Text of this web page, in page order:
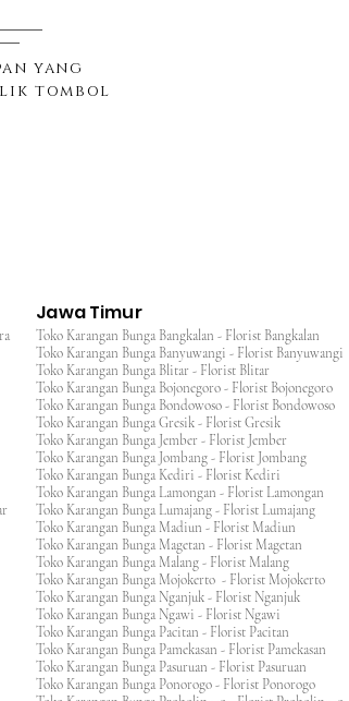
yang
tombol
Jawa Timur
Toko Karangan Bunga Bangkalan - Florist Bangkalan
Toko Karangan Bunga Banyuwangi - Florist Banyuwangi
Toko Karangan Bunga Blitar - Florist Blitar
Toko Karangan Bunga Bojonegoro - Florist Bojonegoro
Toko Karangan Bunga Bondowoso - Florist Bondowoso
Toko Karangan Bunga Gresik - Florist Gresik
Toko Karangan Bunga Jember - Florist Jember
Toko Karangan Bunga Jombang - Florist Jombang
Toko Karangan Bunga Kediri - Florist Kediri
Toko Karangan Bunga Lamongan - Florist Lamongan
Toko Karangan Bunga Lumajang - Florist Lumajang
Toko Karangan Bunga Madiun - Florist Madiun
Toko Karangan Bunga Magetan - Florist Magetan
Toko Karangan Bunga Malang - Florist Malang
Toko Karangan Bunga Mojokerto - Florist Mojokerto
Toko Karangan Bunga Nganjuk - Florist Nganjuk
Toko Karangan Bunga Ngawi - Florist Ngawi
Toko Karangan Bunga Pacitan - Florist Pacitan
Toko Karangan Bunga Pamekasan - Florist Pamekasan
Toko Karangan Bunga Pasuruan - Florist Pasuruan
Toko Karangan Bunga Ponorogo - Florist Ponorogo